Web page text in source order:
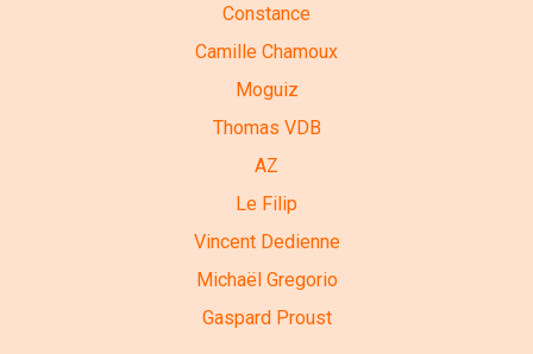
Constance
Camille Chamoux
Moguiz
Thomas VDB
AZ
Le Filip
Vincent Dedienne
Michaël Gregorio
Gaspard Proust